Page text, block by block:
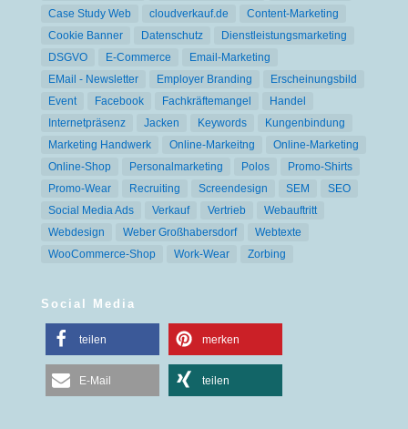
Case Study Web
cloudverkauf.de
Content-Marketing
Cookie Banner
Datenschutz
Dienstleistungsmarketing
DSGVO
E-Commerce
Email-Marketing
EMail - Newsletter
Employer Branding
Erscheinungsbild
Event
Facebook Fachkräftemangel
Handel
Internetpräsenz
Jacken Keywords
Kungenbindung
Marketing Handwerk
Online-Markeitng
Online-Marketing
Online-Shop
Personalmarketing Polos
Promo-Shirts
Promo-Wear
Recruiting Screendesign SEM
SEO
Social Media Ads
Verkauf Vertrieb
Webauftritt
Webdesign
Weber Großhabersdorf
Webtexte
WooCommerce-Shop
Work-Wear Zorbing
Social Media
teilen merken
E-Mail teilen